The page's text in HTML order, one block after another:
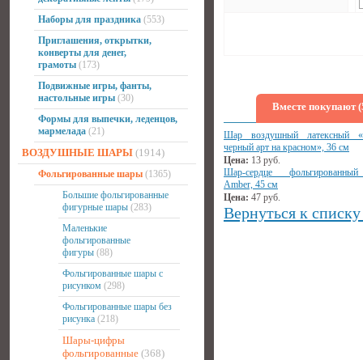
Наборы для праздника (553)
Приглашения, открытки,
конверты для денег,
грамоты (173)
Подвижные игры, фанты,
настольные игры (30)
Формы для выпечки, леденцов,
мармелада (21)
ВОЗДУШНЫЕ ШАРЫ (1914)
Фольгированные шары (1365)
Большие фольгированные
фигурные шары (283)
Маленькие
фольгированные
фигуры (88)
Фольгированные шары с
рисунком (298)
Фольгированные шары без
рисунка (218)
Шары-цифры
фольгированные (368)
Вместе покупают
Шар воздушный латексный
черный арт на красном», 36 см
Цена: 13 руб.
Шар-сердце
Amber, 45 см
Цена: 47 руб.
Вернуться к списку